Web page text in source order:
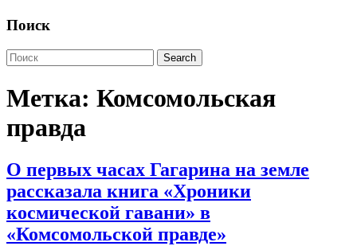
Поиск
Метка: Комсомольская
правда
О первых часах Гагарина на земле
рассказала книга «Хроники
космической гавани» в
«Комсомольской правде»